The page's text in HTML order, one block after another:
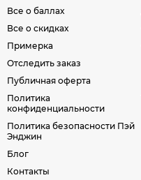
Все о баллах
Все о скидках
Примерка
Отследить заказ
Публичная оферта
Политика
конфиденциальности
Политика безопасности Пэй
Энджин
Блог
Контакты